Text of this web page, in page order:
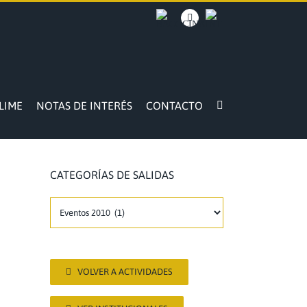
BACOCINA
FacebookINTRANET
NOTAS DE INTERÉS CONTACTO
CATEGORÍAS DE SALIDAS
DE
VOLVER A ACTIVIDADES